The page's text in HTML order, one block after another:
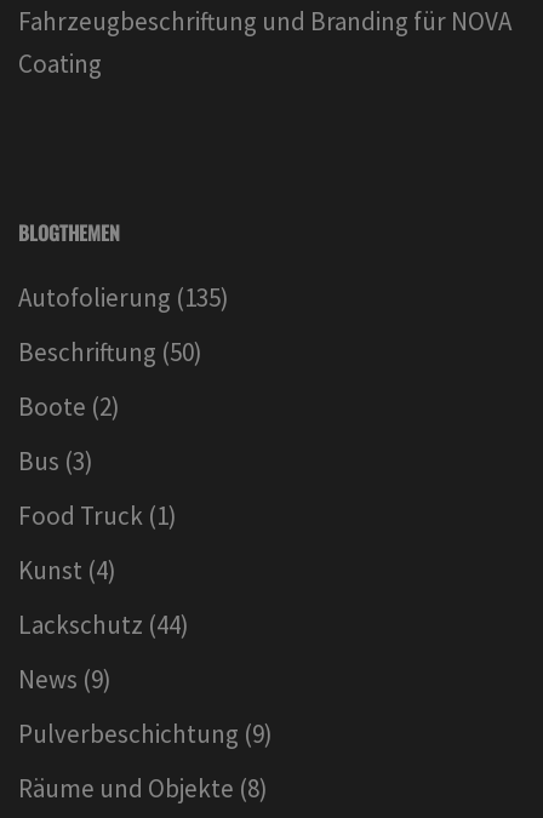
Fahrzeugbeschriftung und Branding für NOVA
Coating
BLOGTHEMEN
Autofolierung (135)
Beschriftung (50)
Boote (2)
Bus (3)
Food Truck (1)
Kunst (4)
Lackschutz (44)
News (9)
Pulverbeschichtung (9)
Räume und Objekte (8)